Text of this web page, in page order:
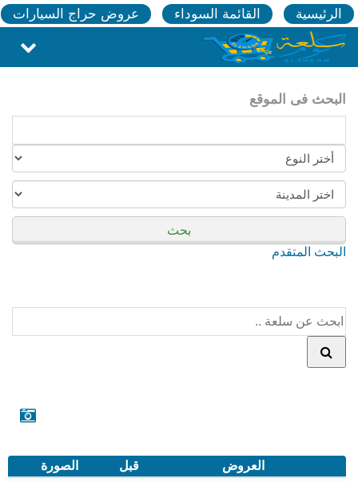
الرئيسية القائمة السوداء عروض حراج السيارات
البحث فى الموقع
بحث
البحث المتقدم
العروض قبل الصورة